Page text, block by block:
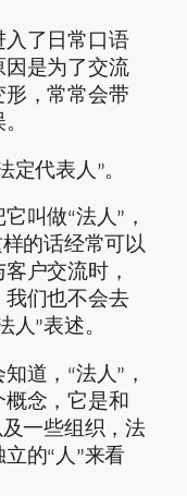
了日常口语
是为了交流
，常常会带
代表人”。
叫做“法人”，
的话经常可以
户交流时，
们也不会去
”表述。
道，“法人”，
念，它是和
一些组织，法
的“人”来看